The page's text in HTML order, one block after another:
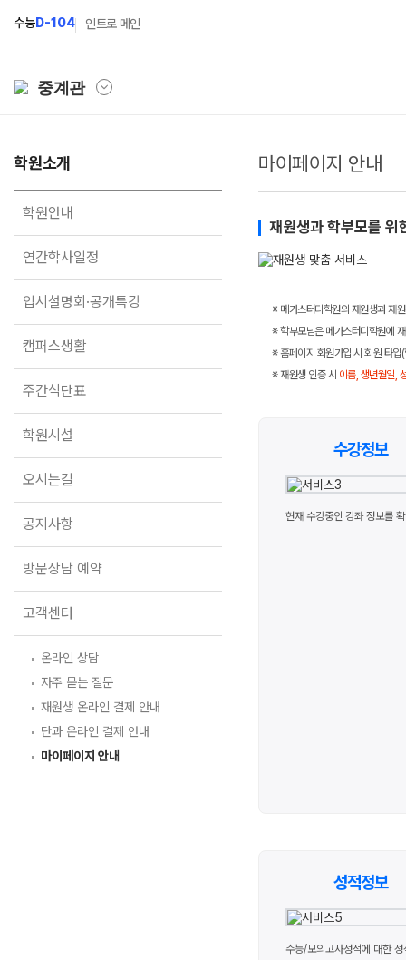
수능D-104 인트로 메인
중계관
학원소개
학원안내
연간학사일정
캠퍼스생활
주간식단표
학원시설
오시는길
공지사항
방문상담 예약
고객센터
온라인 상담
자주 묻는 질문
마이페이지 안내
N Class
2027 파이널 정규반
2027 N수 정규반
2027 반수반
2027 지역의사제 특별반
학원소개
학원안내
연간학사일정
입시설명회·공개특강
캠퍼스생활
주간식단표
학원시설
오시는길
공지사항
방문상담 예약
고객센터
온라인 상담
자주 묻는 질문
재원생 온라인 결제 안내
단과 온라인 결제 안내
마이페이지 안내
마이페이지 안내
재원생과 학부모를 위
※ 메가스터디학원의 재원생과 재
※ 학부모님은 메가스터디학원에
※ 홈페이지 회원가입 시 회원 타
※ 재원생 인증 시 이름, 생년월일,
수강정보
현재 수강중인 강좌 정보를
성적정보
수능/모의고사성적에 대한